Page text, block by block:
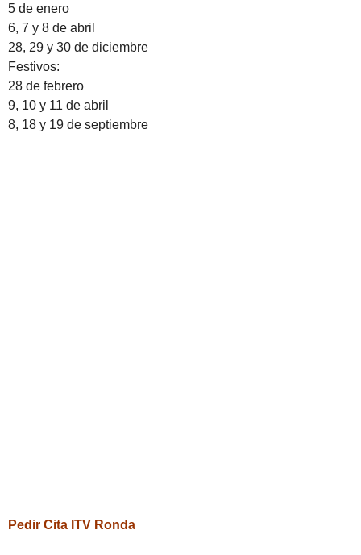
5 de enero
6, 7 y 8 de abril
28, 29 y 30 de diciembre
Festivos:
28 de febrero
9, 10 y 11 de abril
8, 18 y 19 de septiembre
Pedir Cita ITV Ronda